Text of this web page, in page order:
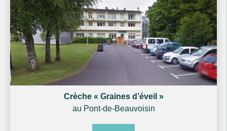
Crèche « Graines d’éveil »
au Pont-de-Beauvoisin